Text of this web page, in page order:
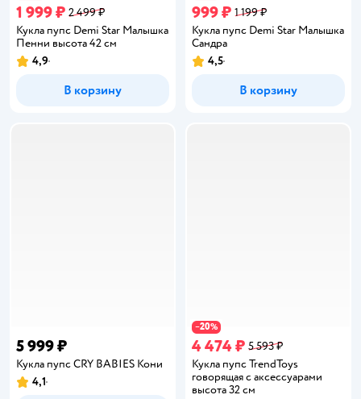
1 999 ₽ 2 499 ₽
Кукла пупс Demi Star Малышка
Пенни высота 42 см
Рейтинг:
4,9
В корзину
999 ₽ 1 199 ₽
Кукла пупс Demi Star Малышка
Сандра
Рейтинг:
4,5
В корзину
5 999 ₽
Кукла пупс CRY BABIES Кони
Рейтинг:
4,1
−20%
4 474 ₽ 5 593 ₽
Кукла пупс TrendToys
говорящая с аксессуарами
высота 32 см